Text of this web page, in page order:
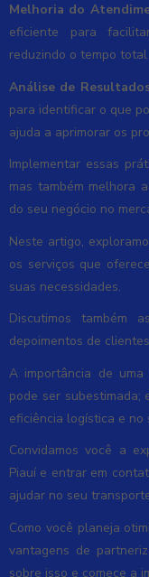
Melhoria do
eficiente para
reduzindo o tempo
Análise de
para identificar o que
ajuda a aprimorar os
Implementar essas
mas também melhora
do seu negócio no
Neste artigo,
os serviços que
suas necessidades.
Discutimos também
depoimentos de
A importância de
pode ser subestimada;
eficiência logística e no
Convidamos você a
Piauí e entrar em
ajudar no seu
Como você planeja
vantagens de
sobre isso e comece a